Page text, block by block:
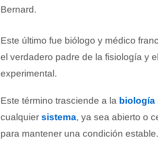
Bernard.
Este último fue biólogo y médico
el verdadero padre de la fisiología y
experimental.
Este término trasciende a la biología
cualquier sistema, ya sea abierto o
para mantener una condición